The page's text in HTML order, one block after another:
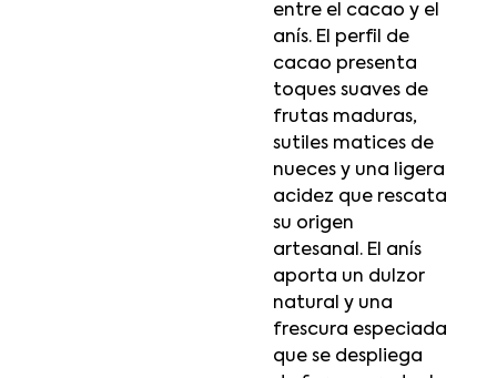
entre el cacao y el
anís. El perfil de
cacao presenta
toques suaves de
frutas maduras,
sutiles matices de
nueces y una ligera
acidez que rescata
su origen
artesanal. El anís
aporta un dulzor
natural y una
frescura especiada
que se despliega